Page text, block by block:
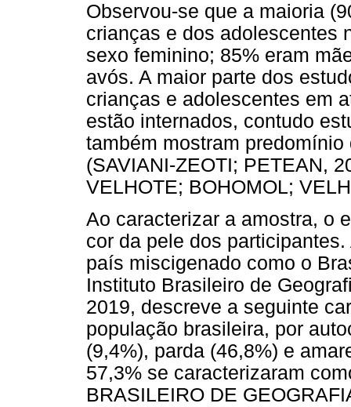
Observou-se que a maioria
crianças e dos adolescentes
sexo feminino; 85% eram
avós. A maior parte dos
crianças e adolescentes em
estão internados, contudo
também mostram
(SAVIANI-ZEOTI; PETEAN,
VELHOTE; BOHOMOL;
Ao caracterizar a amostra, o
cor da pele dos
país miscigenado como o
Instituto Brasileiro de
2019, descreve a seguinte
população brasileira, por
(9,4%), parda (46,8%) e
57,3% se caracterizaram
BRASILEIRO DE